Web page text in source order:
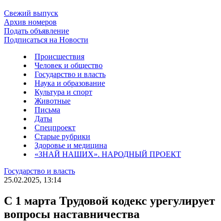
Свежий выпуск
Архив номеров
Подать объявление
Подписаться на Новости
Происшествия
Человек и общество
Государство и власть
Наука и образование
Культура и спорт
Животные
Письма
Даты
Спецпроект
Старые рубрики
Здоровье и медицина
«ЗНАЙ НАШИХ». НАРОДНЫЙ ПРОЕКТ
Государство и власть
25.02.2025, 13:14
С 1 марта Трудовой кодекс урегулирует
вопросы наставничества